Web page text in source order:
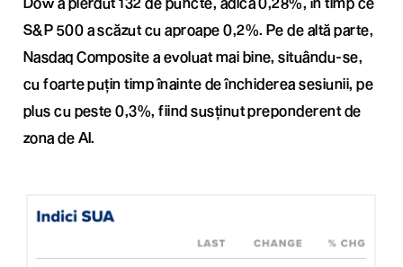
S&P 500 a scăzut cu aproape 0,2%. Pe de altă parte,
Nasdaq Composite a evoluat mai bine, situându-se,
cu foarte puțin timp înainte de închiderea sesiunii, pe
plus cu peste 0,3%, fiind susținut preponderent de
zona de AI.